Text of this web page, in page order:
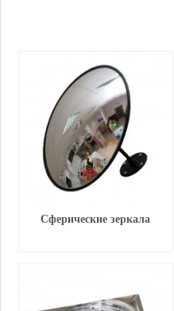
Сферические зеркала